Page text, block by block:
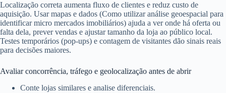
Localização correta aumenta fluxo de clientes e reduz custo de
aquisição. Usar mapas e dados (Como utilizar análise geoespacial para
identificar micro mercados imobiliários) ajuda a ver onde há oferta ou
falta dela, prever vendas e ajustar tamanho da loja ao público local.
Testes temporários (pop-ups) e contagem de visitantes dão sinais reais
para decisões maiores.
Avaliar concorrência, tráfego e geolocalização antes de abrir
Conte lojas similares e analise diferenciais.